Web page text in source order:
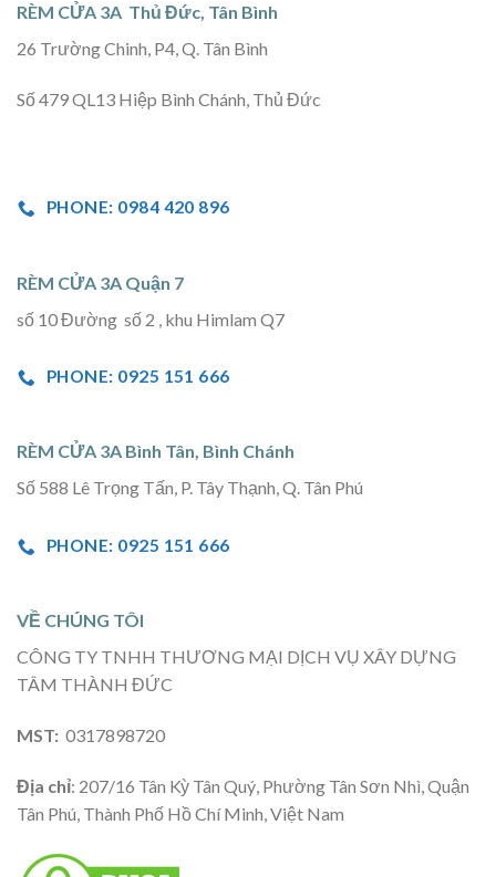
RÈM CỬA 3A Thủ Đức, Tân Bình
26 Trường Chinh, P4, Q. Tân Bình
Số 479 QL13 Hiệp Bình Chánh, Thủ Đức
PHONE: 0984 420 896
RÈM CỬA 3A Quận 7
số 10 Đường số 2 , khu Himlam Q7
PHONE: 0925 151 666
RÈM CỬA 3A Bình Tân, Bình Chánh
Số 588 Lê Trọng Tấn, P. Tây Thạnh, Q. Tân Phú
PHONE: 0925 151 666
VỀ CHÚNG TÔI
CÔNG TY TNHH THƯƠNG MẠI DỊCH VỤ XÂY DỰNG
TÂM THÀNH ĐỨC
MST: 0317898720
Địa chỉ: 207/16 Tân Kỳ Tân Quý, Phường Tân Sơn Nhì, Quận
Tân Phú, Thành Phố Hồ Chí Minh, Việt Nam